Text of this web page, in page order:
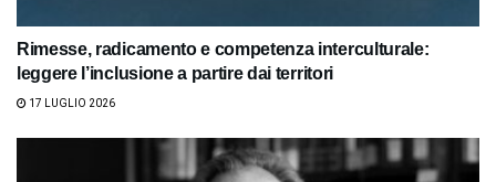
Rimesse, radicamento e competenza interculturale:
leggere l’inclusione a partire dai territori
17 LUGLIO 2026